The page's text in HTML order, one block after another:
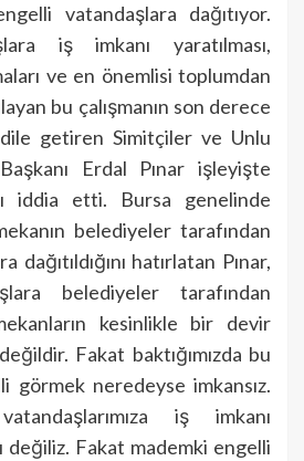
vatandaşlara dağıtıyor.
iş imkanı yaratılması,
ve en önemlisi toplumdan
bu çalışmanın son derece
getiren Simitçiler ve Unlu
Erdal Pınar işleyişte
iddia etti. Bursa genelinde
belediyeler tarafından
dağıtıldığını hatırlatan Pınar,
belediyeler tarafından
kesinlikle bir devir
Fakat baktığımızda bu
görmek neredeyse imkansız.
iş imkanı
değiliz. Fakat mademki engelli